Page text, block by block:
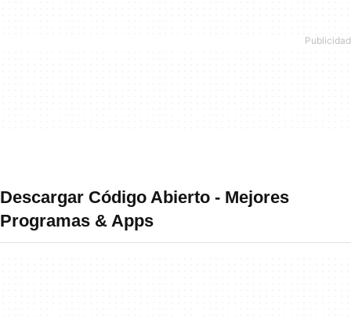
Descargar Código Abierto - Mejores
Programas & Apps